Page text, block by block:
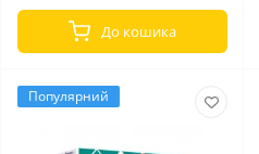
До кошика
Популярний